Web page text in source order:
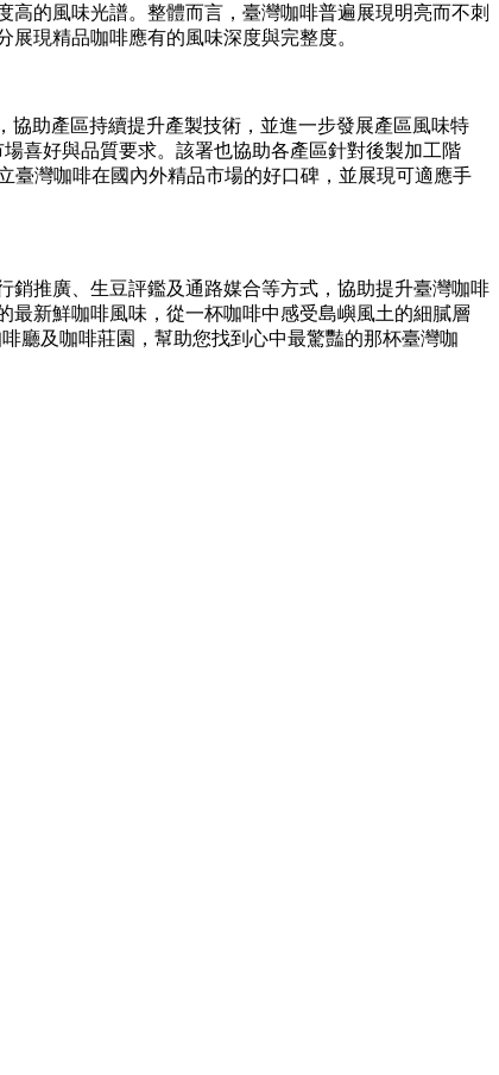
的風味光譜。整體而言，臺灣咖啡普遍展現明亮而不刺
現精品咖啡應有的風味深度與完整度。
協助產區持續提升產製技術，並進一步發展產區風味特
喜好與品質要求。該署也協助各產區針對後製加工階
臺灣咖啡在國內外精品市場的好口碑，並展現可適應手
推廣、生豆評鑑及通路媒合等方式，協助提升臺灣咖啡
新鮮咖啡風味，從一杯咖啡中感受島嶼風土的細膩層
廳及咖啡莊園，幫助您找到心中最驚豔的那杯臺灣咖